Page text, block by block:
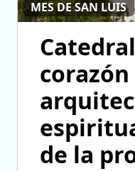
MES DE SAN LUIS
corazón
de la